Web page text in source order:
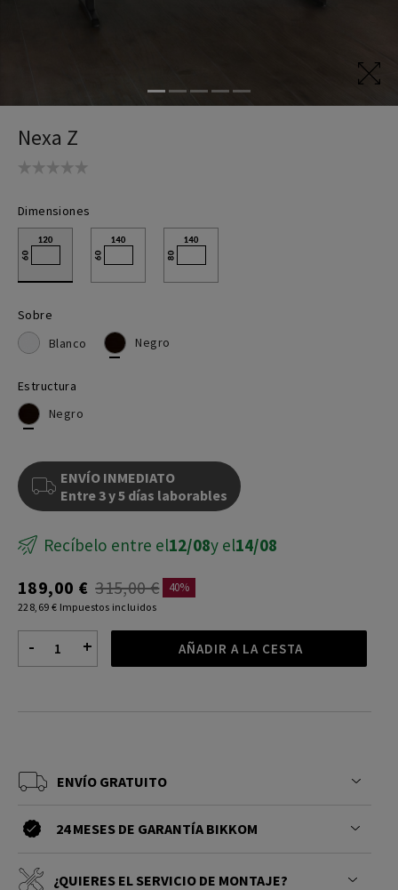
Nexa Z
Dimensiones
Sobre
Blanco
Negro
Estructura
Negro
ENVÍO INMEDIATO
Entre 3 y 5 días laborables
Recíbelo entre el12/08y el14/08
189,00 € 315,00 € 40%
228,69 € Impuestos incluidos
- + AÑADIR A LA CESTA
ENVÍO GRATUITO
24 MESES DE GARANTÍA BIKKOM
¿QUIERES EL SERVICIO DE MONTAJE?
Mesa coworking
Escritorios teletrabajo